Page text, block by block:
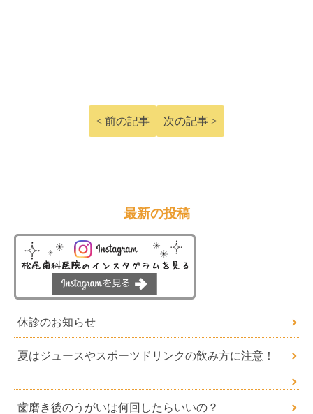
< 前の記事 次の記事 >
最新の投稿
休診のお知らせ
夏はジュースやスポーツドリンクの飲み方に注意！
歯磨き後のうがいは何回したらいいの？